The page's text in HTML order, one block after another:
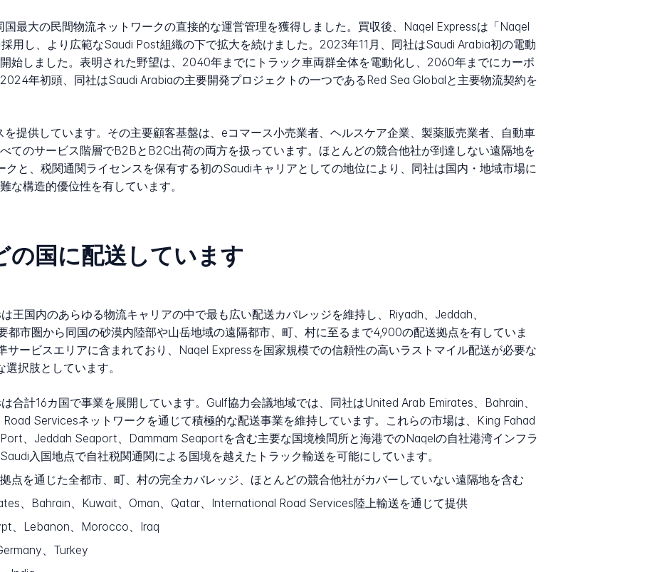
最大の民間物流ネットワークの直接的な運営管理を獲得しました。買収後、Naqel Expressは「Naqel
用し、より広範なSaudi Post組織の下で拡大を続けました。2023年11月、同社はSaudi Arabia初の電動
始しました。表明された野望は、2040年までにトラック車両群全体を電動化し、2060年までにカーボ
年初頭、同社はSaudi Arabiaの主要開発プロジェクトの一つであるRed Sea Globalと主要物流契約を
提供しています。その主要顧客基盤は、eコマース小売業者、ヘルスケア企業、製薬販売業者、自動車
てのサービス階層でB2BとB2C出荷の両方を扱っています。ほとんどの競合他社が到達しない遠隔地を
と、税関通関ライセンスを保有する初のSaudiキャリアとしての地位により、同社は国内・地域市場に
な構造的優位性を有しています。
国に配送しています
王国内のあらゆる物流キャリアの中で最も広い配送カバレッジを維持し、Riyadh、Jeddah、
都市圏から同国の砂漠内陸部や山岳地域の遠隔都市、町、村に至るまで4,900の配送拠点を有していま
サービスエリアに含まれており、Naqel Expressを国家規模での信頼性の高いラストマイル配送が必要な
択肢としています。
合計16カ国で事業を展開しています。Gulf協力会議地域では、同社はUnited Arab Emirates、Bahrain、
Servicesネットワークを通じて積極的な配送事業を維持しています。これらの市場は、King Fahad
、Jeddah Seaport、Dammam Seaportを含む主要な国境検問所と海港でのNaqelの自社港湾インフラ
入国地点で自社税関通関による国境を越えたトラック輸送を可能にしています。
点を通じた全都市、町、村の完全カバレッジ、ほとんどの競合他社がカバーしていない遠隔地を含む
、Bahrain、Kuwait、Oman、Qatar、International Road Services陸上輸送を通じて提供
、Lebanon、Morocco、Iraq
、Turkey